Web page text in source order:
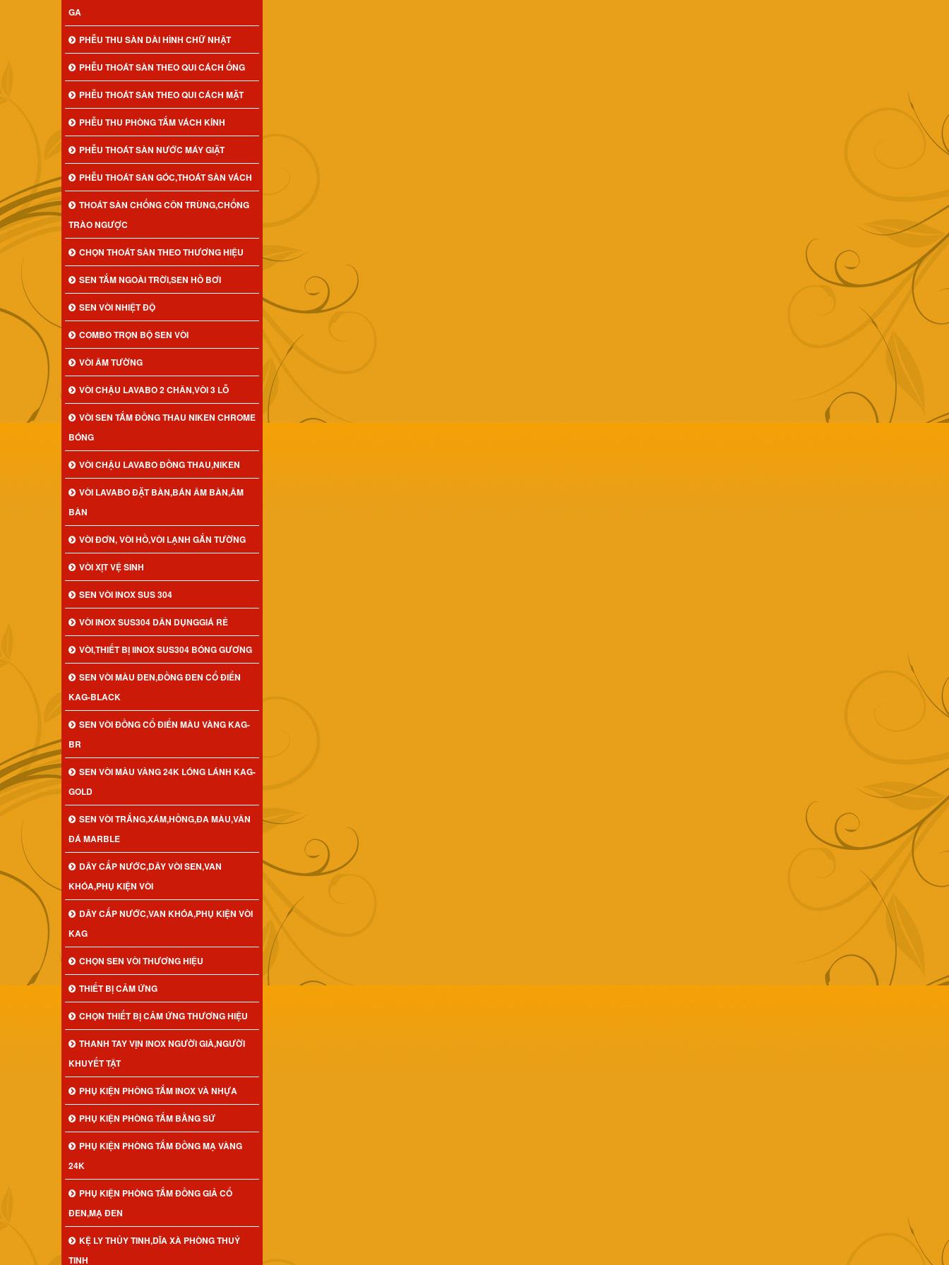
GA
PHỄU THU SÀN DÀI HÌNH CHỮ NHẬT
PHỄU THOÁT SÀN THEO QUI CÁCH ỐNG
PHỄU THOÁT SÀN THEO QUI CÁCH MẶT
PHỄU THU PHÒNG TẮM VÁCH KÍNH
PHỄU THOÁT SÀN NƯỚC MÁY GIẶT
PHỄU THOÁT SÀN GÓC,THOÁT SÀN VÁCH
THOÁT SÀN CHỐNG CÔN TRÙNG,CHỐNG
TRÀO NGƯỢC
CHỌN THOÁT SÀN THEO THƯƠNG HIỆU
SEN TẮM NGOÀI TRỜI,SEN HỒ BƠI
SEN VÒI NHIỆT ĐỘ
COMBO TRỌN BỘ SEN VÒI
VÒI ÂM TƯỜNG
VÒI CHẬU LAVABO 2 CHÂN,VÒI 3 LỖ
VÒI SEN TẮM ĐỒNG THAU NIKEN CHROME
BÓNG
VÒI CHẬU LAVABO ĐỒNG THAU,NIKEN
VÒI LAVABO ĐẶT BÀN,BÁN ÂM BÀN,ÂM
BÀN
VÒI ĐƠN, VÒI HỒ,VÒI LẠNH GẮN TƯỜNG
VÒI XỊT VỆ SINH
SEN VÒI INOX SUS 304
VÒI INOX SUS304 DÂN DỤNGGIÁ RẺ
VÒI,THIẾT BỊ IINOX SUS304 BÓNG GƯƠNG
SEN VÒI MÀU ĐEN,ĐỒNG ĐEN CỔ ĐIỂN
KAG-BLACK
SEN VÒI ĐỒNG CỔ ĐIỂN MÀU VÀNG KAG-
BR
SEN VÒI MÀU VÀNG 24K LÓNG LÁNH KAG-
GOLD
SEN VÒI TRẮNG,XÁM,HỒNG,ĐA MÀU,VÂN
ĐÁ MARBLE
DÂY CẤP NƯỚC,DÂY VÒI SEN,VAN
KHÓA,PHỤ KIỆN VÒI
DÂY CẤP NƯỚC,VAN KHÓA,PHỤ KIỆN VÒI
KAG
CHỌN SEN VÒI THƯƠNG HIỆU
THIẾT BỊ CẢM ỨNG
CHỌN THIẾT BỊ CẢM ỨNG THƯƠNG HIỆU
THANH TAY VỊN INOX NGƯỜI GIÀ,NGƯỜI
KHUYẾT TẬT
PHỤ KIỆN PHÒNG TẮM INOX VÀ NHỰA
PHỤ KIỆN PHÒNG TẮM BẰNG SỨ
PHỤ KIỆN PHÒNG TẮM ĐỒNG MẠ VÀNG
24K
PHỤ KIỆN PHÒNG TẮM ĐỒNG GIẢ CỔ
ĐEN,MẠ ĐEN
KỆ LY THỦY TINH,DĨA XÀ PHÒNG THUỶ
TINH